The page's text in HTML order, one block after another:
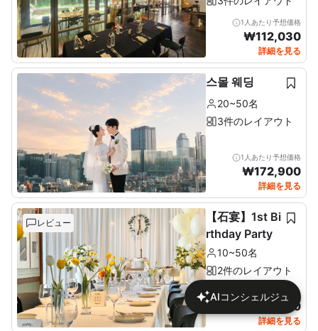
1人あたり予想価格
₩112,030
詳細を見る
스몰 웨딩
20~50名
3件のレイアウト
1人あたり予想価格
₩172,900
詳細を見る
レビュー
【石宴】1st Bi
rthday Party
10~50名
2件のレイアウト
1人あたり予想価格
137,680
詳細を見る
AIコンシェルジュ